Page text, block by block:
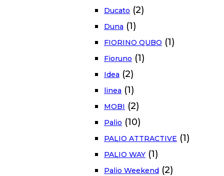
Ducato (2)
Duna (1)
FIORINO QUBO (1)
Fioruno (1)
Idea (2)
linea (1)
MOBI (2)
Palio (10)
PALIO ATTRACTIVE (1)
PALIO WAY (1)
Palio Weekend (2)